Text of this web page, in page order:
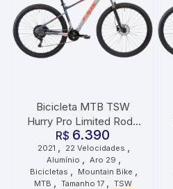
Bicicleta MTB TSW
Hurry Pro Limited Roda
29 Tamanho 17 22
Velocidades 2021 Cinza
Vermelho
R$ 6.390
2021 22 Velocidades
Alumínio Aro 29
Bicicletas Mountain Bike
MTB Tamanho 17 TSW